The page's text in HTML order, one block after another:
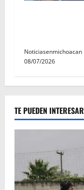
Noticiasenmichoacan
08/07/2026
TE PUEDEN INTERESAR